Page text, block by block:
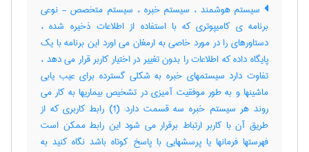
سیستم هوشمند ، سیستم خبره ، سیستم متخصص - نوعی
برنامه ی کامیپوتری که با استفاده از اطلاعات ذخیره شده ،
دستاورهای را در مورد خاصی به ارمغان می اورد این برنامه با یک
پایگاه داده که اطلاعات را بدون تغییر در اختیار کاربر قرار می دهد ،
تفاوت دارد سیستمهای خبره به شکلی گسترده برای عیب یابی
ماشینها و به طور موفقیت آمیزی در تشخیص بیماریها به کار می
روند هر سیستم خبره سه قسمت دارد: (1) رابط کاربری که از
طریق آن با کاربر ارتباط برقرار می شود این رابط ممکن است
فهرستها فرمانها یا پرسشهایی با پاسخ کوتاه باشد نگاه کنید به